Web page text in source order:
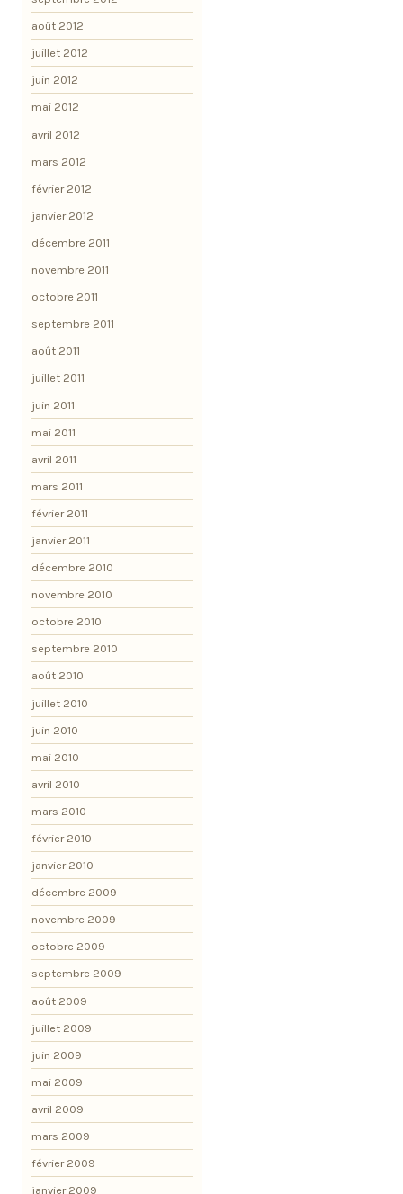
août 2012
juillet 2012
juin 2012
mai 2012
avril 2012
mars 2012
février 2012
janvier 2012
décembre 2011
novembre 2011
octobre 2011
septembre 2011
août 2011
juillet 2011
juin 2011
mai 2011
avril 2011
mars 2011
février 2011
janvier 2011
décembre 2010
novembre 2010
octobre 2010
septembre 2010
août 2010
juillet 2010
juin 2010
mai 2010
avril 2010
mars 2010
février 2010
janvier 2010
décembre 2009
novembre 2009
octobre 2009
septembre 2009
août 2009
juillet 2009
juin 2009
mai 2009
avril 2009
mars 2009
février 2009
janvier 2009